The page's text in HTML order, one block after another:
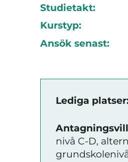
Studietakt:
Kurstyp:
Ansök senast:
Lediga
nivå C-D,